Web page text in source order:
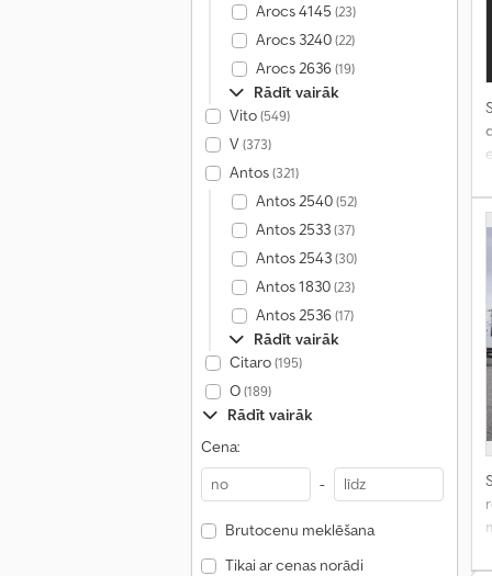
Arocs 4145 (23)
Arocs 3240(22)
Arocs 2636(19)
Rādīt vairāk
Vito(549)
V(373)
Antos(321)
Antos 2540(52)
Antos 2533(37)
Antos 2543(30)
Antos 1830(23)
Antos 2536(17)
Rādīt vairāk
Citaro(195)
O(189)
Rādīt vairāk
Cena:
-
Brutocenu meklēšana
Tikai ar cenas norādi